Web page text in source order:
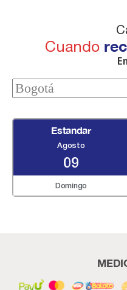
Cuando
Estandar
Agosto
09
Domingo